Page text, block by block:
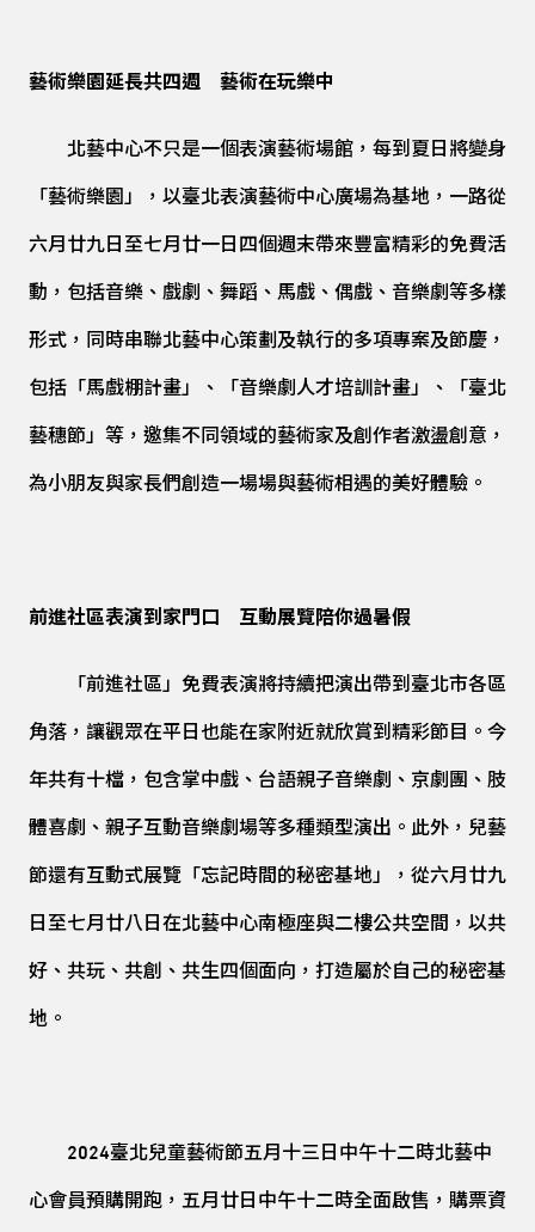
藝術樂園延長共四週 藝術在玩樂中
北藝中心不只是一個表演藝術場館，每到夏日將變身
「藝術樂園」，以臺北表演藝術中心廣場為基地，一路從
六月廿九日至七月廿一日四個週末帶來豐富精彩的免費活
動，包括音樂、戲劇、舞蹈、馬戲、偶戲、音樂劇等多樣
形式，同時串聯北藝中心策劃及執行的多項專案及節慶，
包括「馬戲棚計畫」、「音樂劇人才培訓計畫」、「臺北
藝穗節」等，邀集不同領域的藝術家及創作者激盪創意，
為小朋友與家長們創造一場場與藝術相遇的美好體驗。
前進社區表演到家門口 互動展覽陪你過暑假
「前進社區」免費表演將持續把演出帶到臺北市各區
角落，讓觀眾在平日也能在家附近就欣賞到精彩節目。今
年共有十檔，包含掌中戲、台語親子音樂劇、京劇團、肢
體喜劇、親子互動音樂劇場等多種類型演出。此外，兒藝
節還有互動式展覽「忘記時間的秘密基地」，從六月廿九
日至七月廿八日在北藝中心南極座與二樓公共空間，以共
好、共玩、共創、共生四個面向，打造屬於自己的秘密基
地。
2024臺北兒童藝術節五月十三日中午十二時北藝中
心會員預購開跑，五月廿日中午十二時全面啟售，購票資